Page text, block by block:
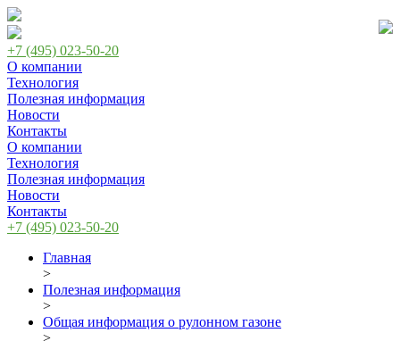
+7 (495) 023-50-20
О компании
Технология
Полезная информация
Новости
Контакты
О компании
Технология
Полезная информация
Новости
Контакты
+7 (495) 023-50-20
Главная
>
Полезная информация
>
Общая информация о рулонном газоне
>